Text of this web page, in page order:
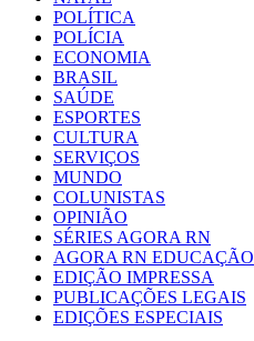
POLÍTICA
POLÍCIA
ECONOMIA
BRASIL
SAÚDE
ESPORTES
CULTURA
SERVIÇOS
MUNDO
COLUNISTAS
OPINIÃO
SÉRIES AGORA RN
AGORA RN EDUCAÇÃO
EDIÇÃO IMPRESSA
PUBLICAÇÕES LEGAIS
EDIÇÕES ESPECIAIS